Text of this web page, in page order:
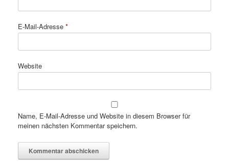
E-Mail-Adresse *
Website
Name, E-Mail-Adresse und Website in diesem Browser für
meinen nächsten Kommentar speichern.